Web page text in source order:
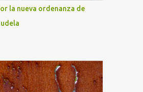
la nueva ordenanza de